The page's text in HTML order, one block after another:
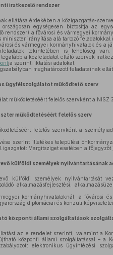
iratkezelő rendszer
ellátása érdekében a közigazgatás-
egységesen biztosítja az
rendszer) a fővárosi és vármegyei
irányítása alá tartozó feladatokkal
és vármegyei kormányhivatalok és a
tekintetében is lehetőség
a közfeladatot ellátó szervek
ja szerinti iktatási adatokat.
meghatározott feladatainak
ügyfélszolgálatot működtető szerv
működtetéséért felelős szervként a NISZ
működtetéséért felelős szerv
felelős szervként a
szerint illetékes települési
Margitsziget esetében a főjegyzőt
külföldi személyek nyilvántartásának
külföldi személyek nyilvántartását
alkalmazásfejlesztési,
kormányhivataloknál, a fővárosi
diplomáciai és konzuli
központi állami szolgáltatások
az e rendelet szerinti, valamint a
központi állami szolgáltatással – a
elektronikus ügyintézési